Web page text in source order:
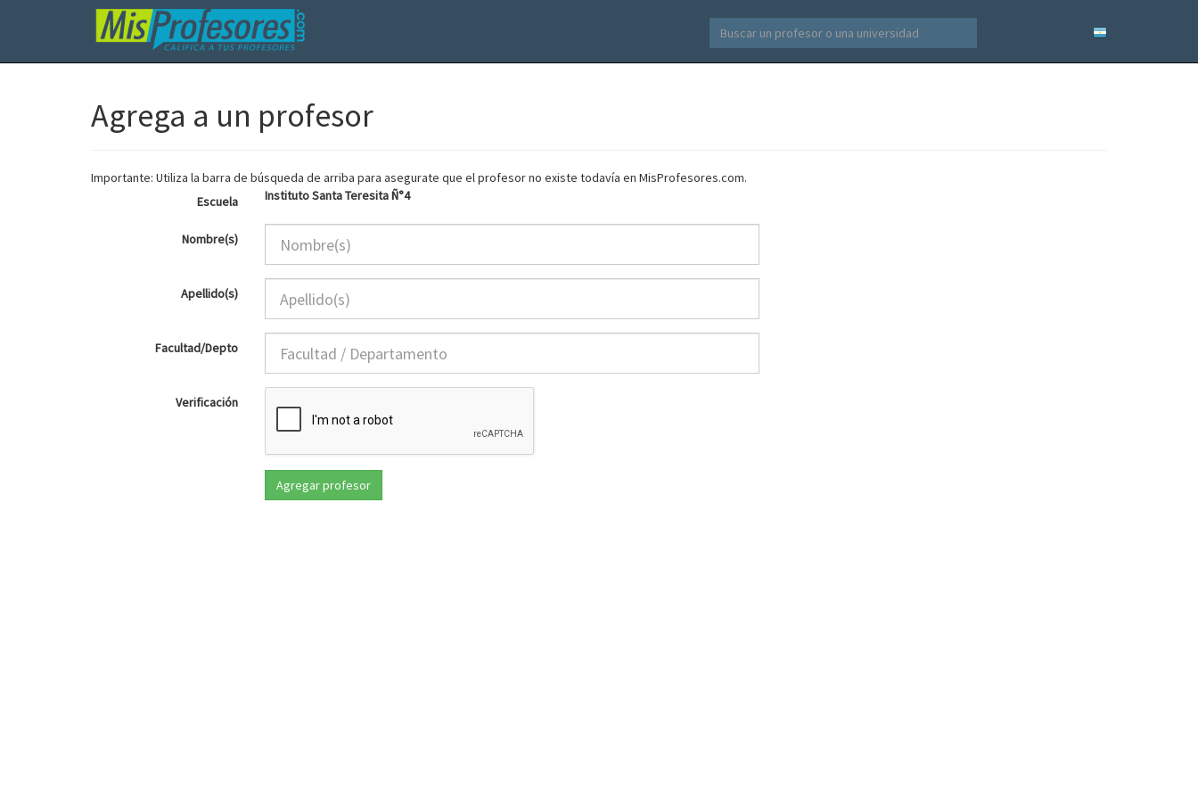
Agrega a un profesor
Importante: Utiliza la barra de búsqueda de arriba para asegurate que el profesor no existe todavía en MisProfesores.com.
Escuela
Instituto Santa Teresita Ñ°4
Nombre(s)
Apellido(s)
Facultad/Depto
Verificación